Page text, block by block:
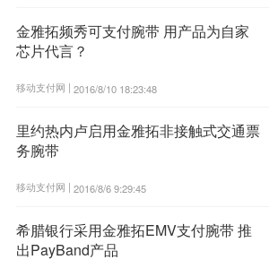
金雅拓频秀可支付腕带 用产品为自家
芯片代言？
移动支付网 | 2016/8/10 18:23:48
里约热内卢启用金雅拓非接触式交通票
务腕带
移动支付网 | 2016/8/6 9:29:45
希腊银行采用金雅拓EMV支付腕带 推
出PayBand产品